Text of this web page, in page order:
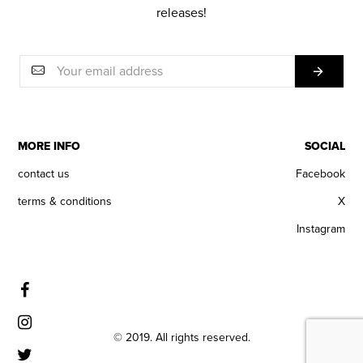
releases!
MORE INFO
contact us
terms & conditions
SOCIAL
Facebook
X
Instagram
© 2019. All rights reserved.